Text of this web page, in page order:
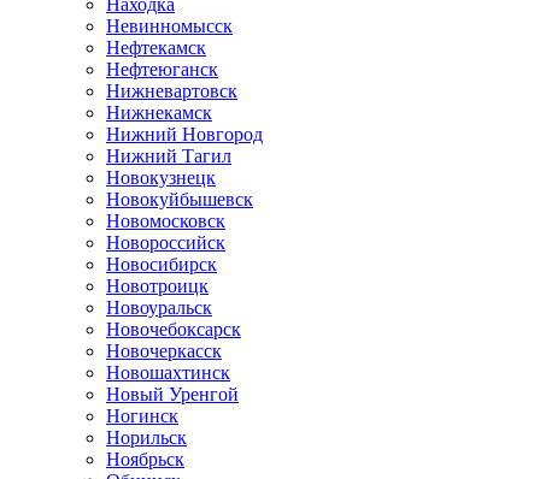
Находка
Невинномысск
Нефтекамск
Нефтеюганск
Нижневартовск
Нижнекамск
Нижний Новгород
Нижний Тагил
Новокузнецк
Новокуйбышевск
Новомосковск
Новороссийск
Новосибирск
Новотроицк
Новоуральск
Новочебоксарск
Новочеркасск
Новошахтинск
Новый Уренгой
Ногинск
Норильск
Ноябрьск